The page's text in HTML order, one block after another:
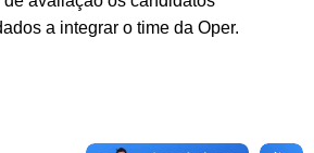
a integrar o time da Oper.